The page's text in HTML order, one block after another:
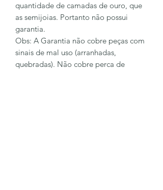
quantidade de camadas de ouro, que
as semijoias. Portanto não possui
garantia.
Obs: A Garantia não cobre peças com
sinais de mal uso (arranhadas,
quebradas). Não cobre perca de